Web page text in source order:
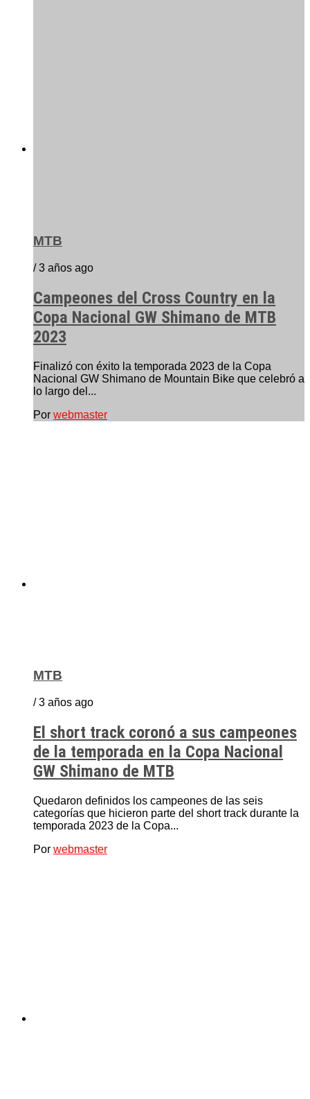
MTB
/ 3 años ago
Campeones del Cross Country en la
Copa Nacional GW Shimano de MTB
2023
Finalizó con éxito la temporada 2023 de la Copa
Nacional GW Shimano de Mountain Bike que celebró a
lo largo del...
Por webmaster
MTB
/ 3 años ago
El short track coronó a sus campeones
de la temporada en la Copa Nacional
GW Shimano de MTB
Quedaron definidos los campeones de las seis
categorías que hicieron parte del short track durante la
temporada 2023 de la Copa...
Por webmaster